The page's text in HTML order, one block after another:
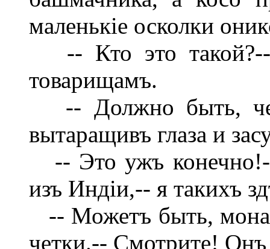
маленькіе осколки
-- Кто это такой?--
товарищамъ.
-- Должно быть,
вытаращивъ глаза и
-- Это ужъ
изъ Индіи,-- я такихъ
-- Можетъ быть,
четки.-- Смотрите!